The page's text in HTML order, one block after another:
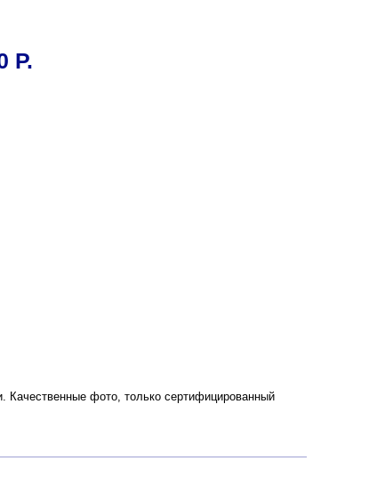
Р.
Качественные фото, только сертифицированный